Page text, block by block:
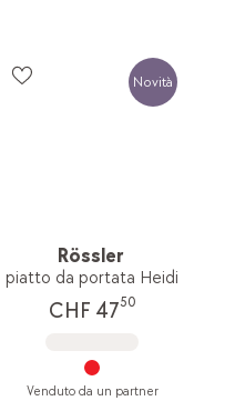
Novità
Rössler
piatto da portata Heidi
CHF 4750
Venduto da un partner